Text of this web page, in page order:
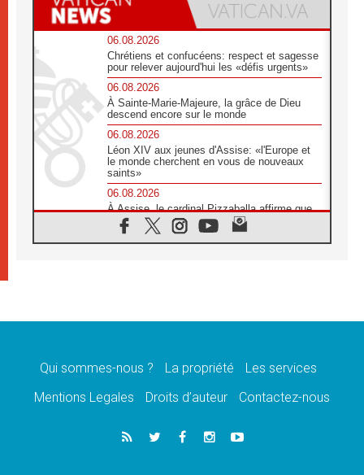
06.08.2026
Chrétiens et confucéens: respect et sagesse
pour relever aujourd'hui les «défis urgents»
06.08.2026
À Sainte-Marie-Majeure, la grâce de Dieu
descend encore sur le monde
06.08.2026
Léon XIV aux jeunes d'Assise: «l'Europe et
le monde cherchent en vous de nouveaux
saints»
06.08.2026
À Assise, le cardinal Pizzaballa affirme que
«les chrétiens veulent la paix»
06.08.2026
message de paix et de dignité humaine»
«La visite du Pape en Uruguay renforcera
05.08.2026
Le nonce en Ukraine: «Il est inquiétant
Qui sommes-nous ? La propriété
Les services
Mentions Legales
Droits d’auteur Contactez-nous